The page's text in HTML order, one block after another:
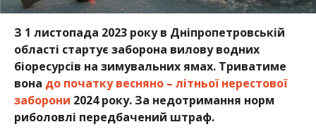
З метою збереження водних біоресурсів та
забезпечення оптимальних умов їх зимівлі видано
наказ про встановлення заборони . У ньому
зазначені водойми та місця, де саме не можна
рибалити. У зв’язку з війною, усі географічні
координати зимувальних ям не оприлюднюються.